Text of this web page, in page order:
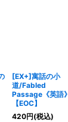
[EX+]寓話の小
道/Fabled
Passage《英語》
【EOC】
420円(税込)